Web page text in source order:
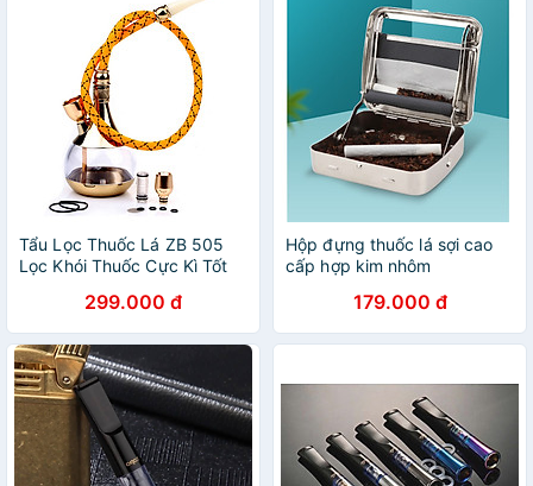
Tẩu Lọc Thuốc Lá ZB 505
Lọc Khói Thuốc Cực Kì Tốt
299.000 đ
Hộp đựng thuốc lá sợi cao
cấp hợp kim nhôm
179.000 đ